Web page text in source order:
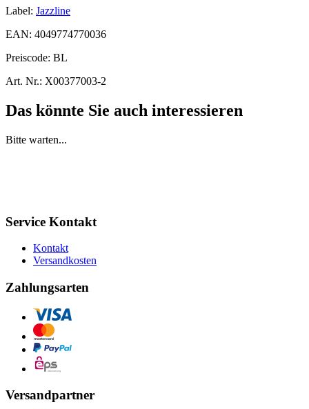
Label: Jazzline
EAN: 4049774770036
Preiscode: BL
Art. Nr.: X00377003-2
Das könnte Sie auch interessieren
Bitte warten...
Service Kontakt
Kontakt
Versandkosten
Zahlungsarten
Versandpartner